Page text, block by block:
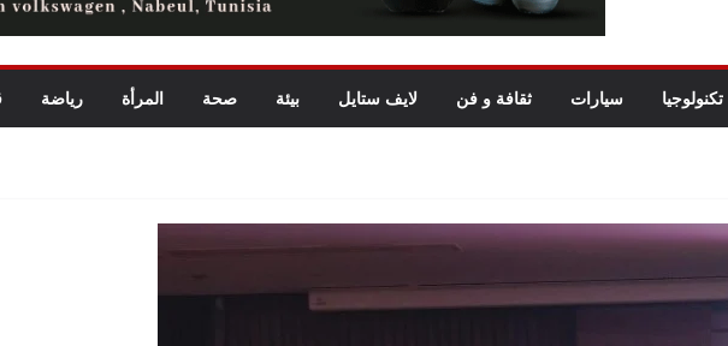
تكنولوجيا سيارات ثقافة و فن لايف ستايل بيئة صحة المرأة رياضة